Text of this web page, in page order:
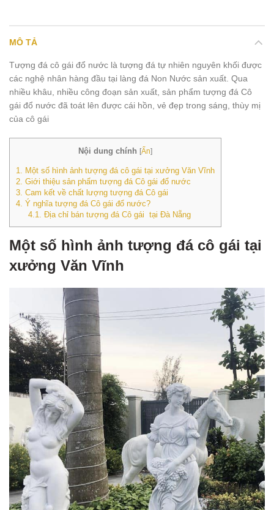
MÔ TẢ
Tượng đá cô gái đổ nước là tượng đá tự nhiên nguyên khối được
các nghệ nhân hàng đầu tại làng đá Non Nước sản xuất. Qua
nhiều khâu, nhiều công đoạn sản xuất, sản phẩm tượng đá Cô
gái đổ nước đã toát lên được cái hồn, vẻ đẹp trong sáng, thùy mị
của cô gái
Nội dung chính [Ẩn]
1. Một số hình ảnh tượng đá cô gái tại xưởng Văn Vĩnh
2. Giới thiệu sản phẩm tượng đá Cô gái đổ nước
3. Cam kết về chất lượng tượng đá Cô gái
4. Ý nghĩa tượng đá Cô gái đổ nước?
4.1. Địa chỉ bán tượng đá Cô gái tại Đà Nẵng
Một số hình ảnh tượng đá cô gái tại
xưởng Văn Vĩnh